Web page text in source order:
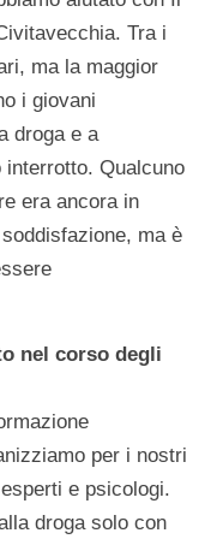
Tra i
ma la maggior
i giovani
droga e a
Qualcuno
era ancora in
ma è
nel corso degli
per i nostri
e psicologi.
droga solo con